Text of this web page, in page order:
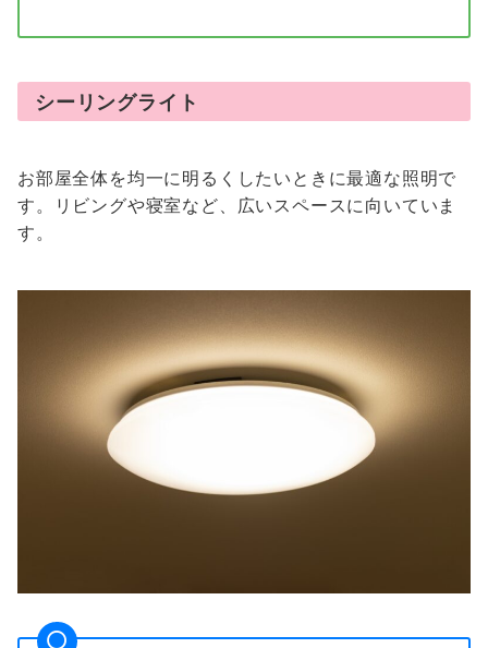
シーリングライト
お部屋全体を均一に明るくしたいときに最適な照明で
す。リビングや寝室など、広いスペースに向いていま
す。